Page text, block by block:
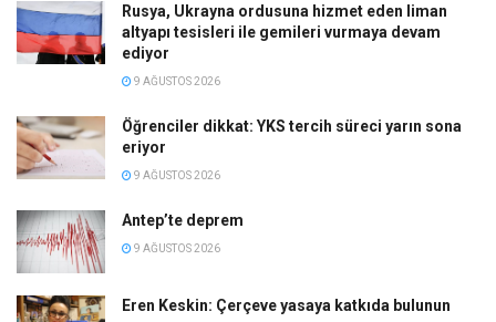
Rusya, Ukrayna ordusuna hizmet eden liman
altyapı tesisleri ile gemileri vurmaya devam
ediyor
9 AĞUSTOS 2026
Öğrenciler dikkat: YKS tercih süreci yarın sona
eriyor
9 AĞUSTOS 2026
Antep’te deprem
9 AĞUSTOS 2026
Eren Keskin: Çerçeve yasaya katkıda bulunun